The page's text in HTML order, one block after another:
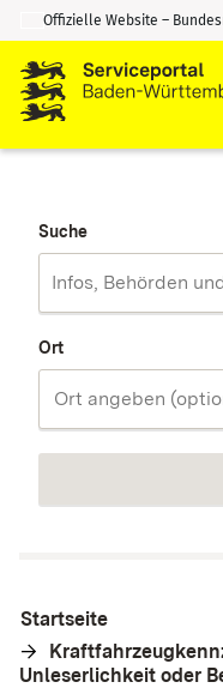
Zum Inhalt
Zur Suche
Offizielle Website –
Suche
Ort
Startseite
Unleserlichkeit oder